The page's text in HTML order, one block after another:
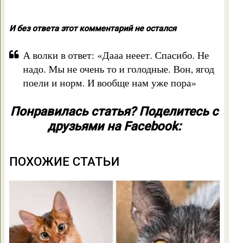
И без ответа этот комментарий не остался
А волки в ответ: «Дааа нееет. Спасибо. Не
надо. Мы не очень то и голодные. Вон, ягод
поели и норм. И вообще нам уже пора»
Понравилась статья? Поделитесь с
друзьями на Facebook:
ПОХОЖИЕ СТАТЬИ